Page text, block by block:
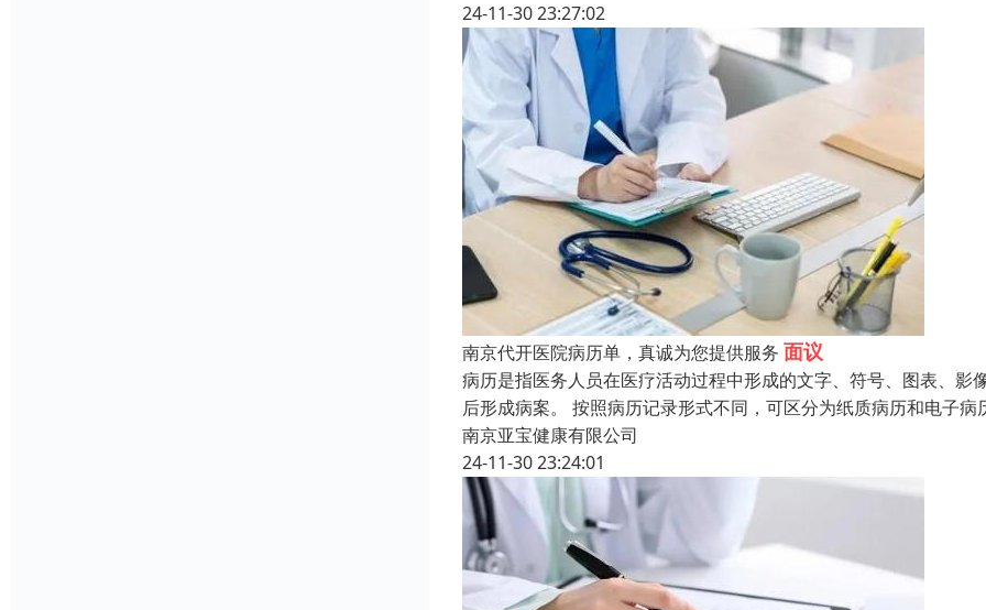
24-11-30 23:27:02
南京代开医院病历单，真诚为您提供服务 面议
病历是指医务人员在医疗活动过程中形成的文字、符号、图表、
后形成病案。 按照病历记录形式不同，可区分为纸质病历和电子
南京亚宝健康有限公司
24-11-30 23:24:01